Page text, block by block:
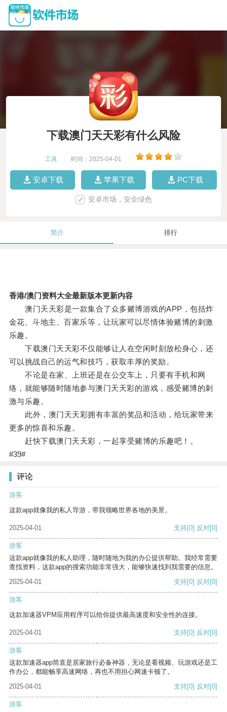
下载澳门天天彩有什么风险
工具 时间：2025-04-01
安卓下载 苹果下载 PC下载
安卓市场，安全绿色
简介 排行
香港/澳门资料大全最新版本更新内容
澳门天天彩是一款集合了众多赌博游戏的APP，包括炸
金花、斗地主、百家乐等，让玩家可以尽情体验赌博的刺激
乐趣。
下载澳门天天彩不仅能够让人在空闲时刻放松身心，还
可以挑战自己的运气和技巧，获取丰厚的奖励。
不论是在家、上班还是在公交车上，只要有手机和网
络，就能够随时随地参与澳门天天彩的游戏，感受赌博的刺
激与乐趣。
此外，澳门天天彩拥有丰富的奖品和活动，给玩家带来
更多的惊喜和乐趣。
赶快下载澳门天天彩，一起享受赌博的乐趣吧！。
#39#
评论
游客
这款app就像我的私人导游，带我领略世界各地的美景。
2025-04-01 支持[0] 反对[0]
游客
这款app就像我的私人助理，随时随地为我的办公提供帮助。我经常需要
查找资料，这款app的搜索功能非常强大，能够快速找到我需要的信息。
2025-04-01
支持[0] 反对[0]
游客
这款加速器VPM应用程序可以给你提供最高速度和安全性的连接。
2025-04-01 支持[0] 反对[0]
游客
这款加速器app简直是居家旅行必备神器，无论是看视频、玩游戏还是工
作办公，都能畅享高速网络，再也不用担心网速卡顿了。
2025-04-01
支持[0] 反对[0]
游客